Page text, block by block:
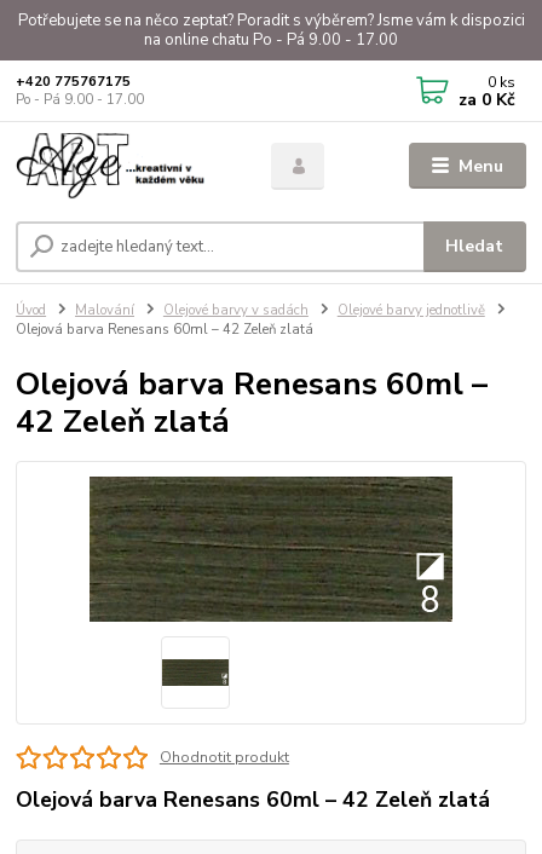
Potřebujete se na něco zeptat? Poradit s výběrem? Jsme vám k dispozici
na online chatu Po - Pá 9.00 - 17.00
Menu
Hledat
+420 775767175
Po - Pá 9.00 - 17.00
0 ks
za 0 Kč
Úvod Malování Olejové barvy v sadách
Olejové barvy jednotlivě
Olejová barva Renesans 60ml – 42 Zeleň zlatá
Olejová barva Renesans 60ml –
42 Zeleň zlatá
Ohodnotit produkt
Olejová barva Renesans 60ml – 42 Zeleň zlatá